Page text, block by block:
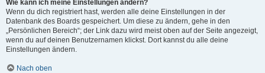
Wie kann ich meine Einstellungen ändern?
Wenn du dich registriert hast, werden alle deine Einstellungen in der
Datenbank des Boards gespeichert. Um diese zu ändern, gehe in den
„Persönlichen Bereich“; der Link dazu wird meist oben auf der Seite angezeigt,
wenn du auf deinen Benutzernamen klickst. Dort kannst du alle deine
Einstellungen ändern.
Nach oben